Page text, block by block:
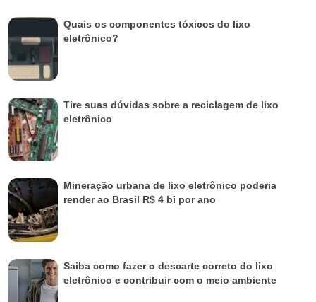
Quais os componentes tóxicos do lixo
eletrônico?
Tire suas dúvidas sobre a reciclagem de lixo
eletrônico
Mineração urbana de lixo eletrônico poderia
render ao Brasil R$ 4 bi por ano
Saiba como fazer o descarte correto do lixo
eletrônico e contribuir com o meio ambiente